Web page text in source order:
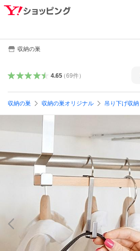
収納の巣
4.65（69件）
収納の巣 収納の巣オリジナル 吊り下げ収納